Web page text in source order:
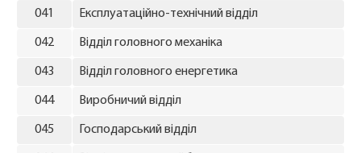
041 Експлуатаційно-технічний відділ
042 Відділ головного механіка
043 Відділ головного енергетика
044 Виробничий відділ
045 Господарський відділ